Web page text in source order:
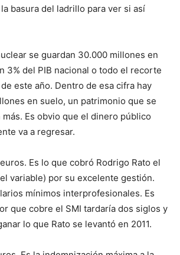
basura del ladrillo para ver si así
se guardan 30.000 millones en
3% del PIB nacional o todo el recorte
este año. Dentro de esa cifra hay
en suelo, un patrimonio que se
más. Es obvio que el dinero público
va a regresar.
Es lo que cobró Rodrigo Rato el
variable) por su excelente gestión.
mínimos interprofesionales. Es
que cobre el SMI tardaría dos siglos y
lo que Rato se levantó en 2011.